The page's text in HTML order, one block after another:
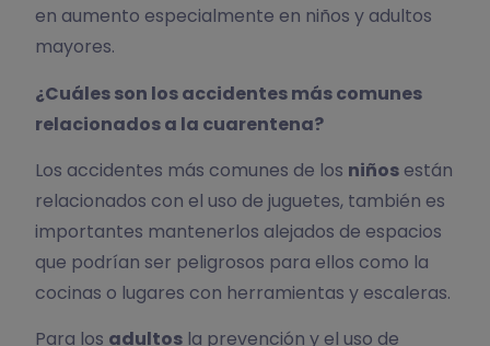
en aumento especialmente en niños y adultos
mayores.
¿Cuáles son los accidentes más comunes
relacionados a la cuarentena?
Los accidentes más comunes de los niños están
relacionados con el uso de juguetes, también es
importantes mantenerlos alejados de espacios
que podrían ser peligrosos para ellos como la
cocinas o lugares con herramientas y escaleras.
Para los adultos la prevención y el uso de